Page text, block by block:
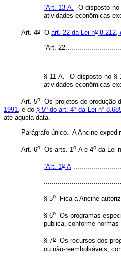
“Art. 13-A. O disposto no
atividades econômicas
Art. 4o O art. 22 da Lei no 8.212,
“Art. 22.
§ 11-A. O disposto no §
atividades econômicas
Art. 5oOs projetos de produção
1991
, e do § 5º do art. 4º da Lei nº
até aquela data.
Parágrafo único. A Ancine
Art. 6o Os arts. 1o-A e 4o da Lei n
“Art. 1o-A
§ 5o Fica a Ancine
§ 6o
Os programas
pública, conforme
§ 7o Os recursos dos
ou não-reembolsáveis,